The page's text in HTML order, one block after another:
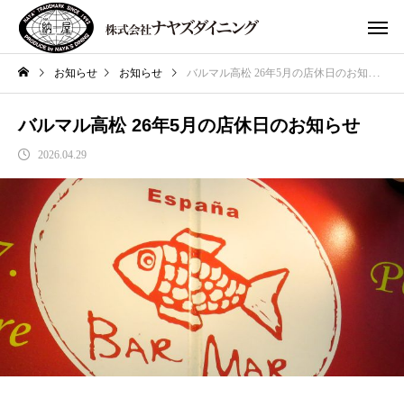
お知らせ お知らせ バルマル高松 26年5月の店休日のお知らせ
バルマル高松 26年5月の店休日のお知らせ
2026.04.29